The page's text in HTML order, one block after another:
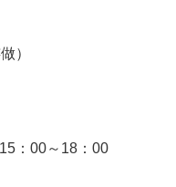
）
：00～18：00